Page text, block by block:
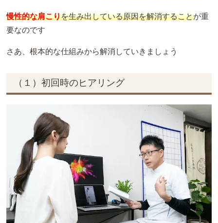
慢性的な肩こりを生み出している原因を解消することが重
要なのです
さあ、根本的な仕組みから解消していきましょう
（１）初回時のヒアリング